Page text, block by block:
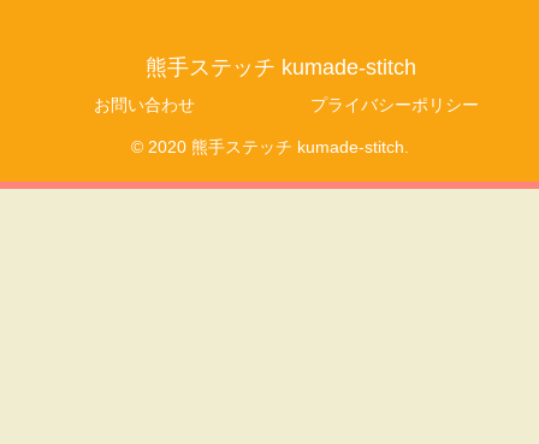
熊手ステッチ kumade-stitch
お問い合わせ プライバシーポリシー
© 2020 熊手ステッチ kumade-stitch.